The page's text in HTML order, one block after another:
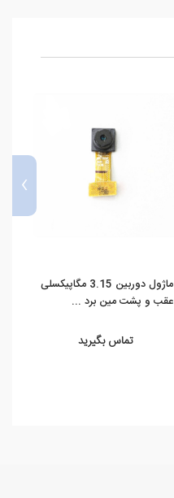
ماژول دوربین 3.15 مگاپیکسلی
عقب و پشت مین برد ...
تماس بگیرید
›